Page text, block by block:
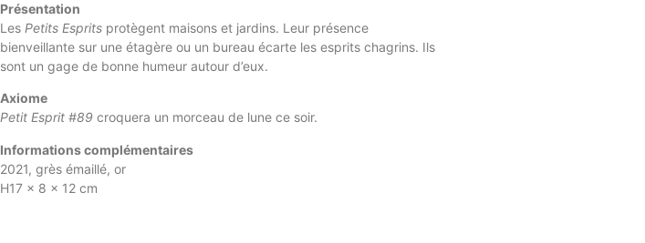
Présentation
Les Petits Espritsprotègent maisons et jardins. Leur présence
bienveillante sur une étagère ou un bureau écarte les esprits chagrins. Ils
sont un gage de bonne humeur autour d’eux.
Axiome
Petit Esprit #89 croquera un morceau de lune ce soir.
Informations complémentaires
2021, grès émaillé, or
H17 x 8 x 12 cm